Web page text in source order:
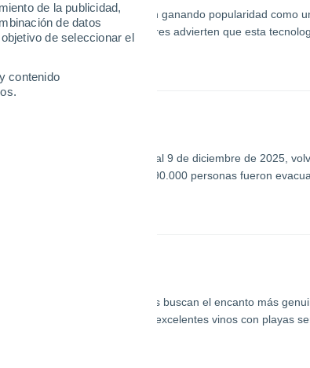
de la publicidad,
de datos
de seleccionar el
contenido
de los hongos) están ganando popularidad como
Sin embargo, los investigadores advierten que esta
de Japón, en la noche del 8 al 9 de diciembre de 2025,
de centímetros, más de 90.000 personas fueron
atrayendo multitudes, algunos buscan el encanto más
parte inexplorada, combina excelentes vinos con playas